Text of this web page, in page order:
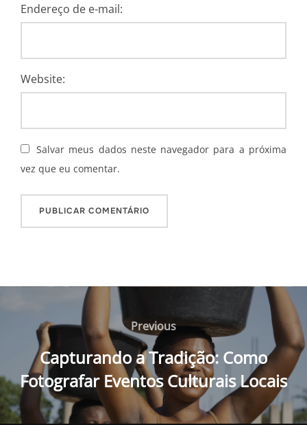
Endereço de e-mail:
Website:
Salvar meus dados neste navegador para a próxima
vez que eu comentar.
Navegação
Post
Previous
Previous
Capturando a Tradição: Como
Fotografar Eventos Culturais Locais